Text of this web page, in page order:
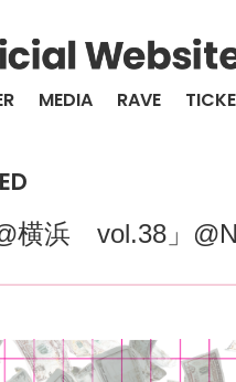
MEDIA RAVE
横浜 vol.38」